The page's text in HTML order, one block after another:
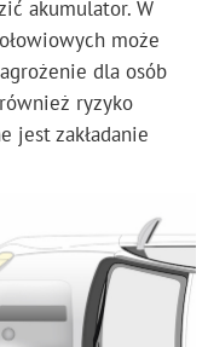
akumulator. W
może
dla osób
ryzyko
jest zakładanie